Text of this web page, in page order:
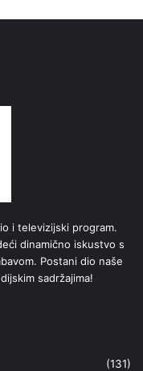
i televizijski program.
dinamično iskustvo s
Postani dio naše
sadržajima!
(131)